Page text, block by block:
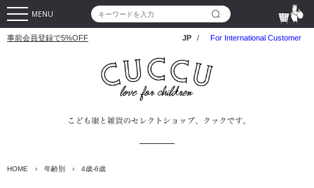
MENU
事前会員登録で5%OFF JP / For International Customer
HOME › 年齢別 › 4歳-6歳